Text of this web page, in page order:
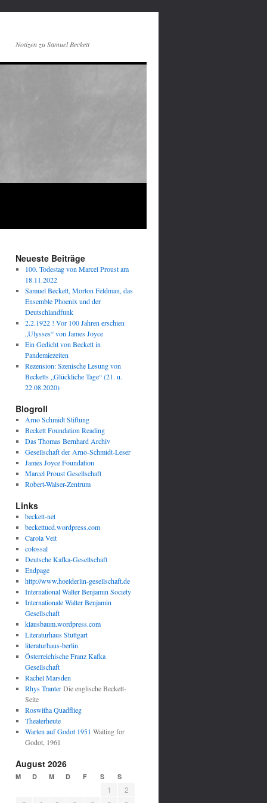
Notizen zu Samuel Beckett
Neueste Beiträge
100. Todestag von Marcel Proust am
18.11.2022
Samuel Beckett, Morton Feldman, das
Ensemble Phoenix und der
Deutschlandfunk
2.2.1922 ! Vor 100 Jahren erschien
„Ulysses“ von James Joyce
Ein Gedicht von Beckett in
Pandemiezeiten
Rezension: Szenische Lesung von
Becketts „Glückliche Tage“ (21. u.
22.08.2020)
Blogroll
Arno Schmidt Stiftung
Beckett Foundation Reading
Das Thomas Bernhard Archiv
Gesellschaft der Arno-Schmidt-Leser
James Joyce Foundation
Marcel Proust Gesellschaft
Robert-Walser-Zentrum
Links
beckett-net
beckettucd.wordpress.com
Carola Veit
colossal
Deutsche Kafka-Gesellschaft
Endpage
http://www.hoelderlin-gesellschaft.de
International Walter Benjamin Society
Internationale Walter Benjamin
Gesellschaft
klausbaum.wordpress.com
Literaturhaus Stuttgart
literaturhaus-berlin
Österreichische Franz Kafka
Gesellschaft
Rachel Marsden
Rhys TranterDie englische Beckett-
Seite
Roswitha Quadflieg
Theaterheute
Warten auf Godot 1951 Waiting for
Godot, 1961
August 2026
M D M D F S S
1
2